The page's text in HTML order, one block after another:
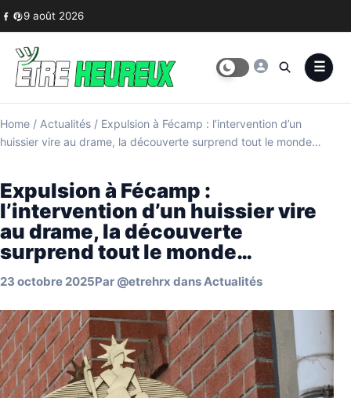
Skip to content
9 août 2026
Home / Actualités / Expulsion à Fécamp : l’intervention d’un
huissier vire au drame, la découverte surprend tout le monde…
Expulsion à Fécamp :
l’intervention d’un huissier vire
au drame, la découverte
surprend tout le monde…
23 octobre 2025Par @etrehrx dansActualités